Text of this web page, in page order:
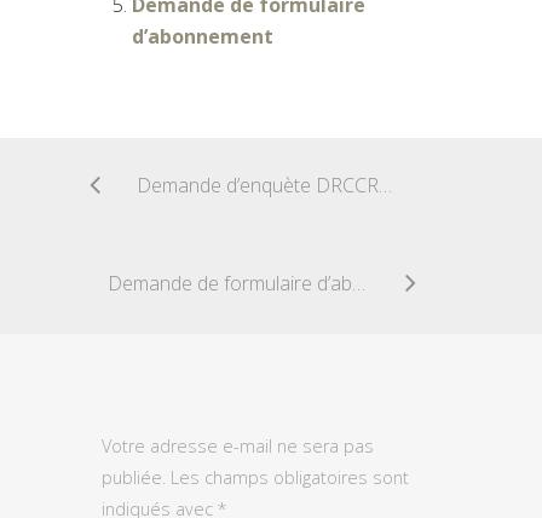
d’abonnement
Demande d’enquète DRCCRF – Vente subordonnée
Demande de formulaire d’abonnement
Votre adresse e-mail ne sera pas
publiée. Les champs obligatoires sont
indiqués avec *